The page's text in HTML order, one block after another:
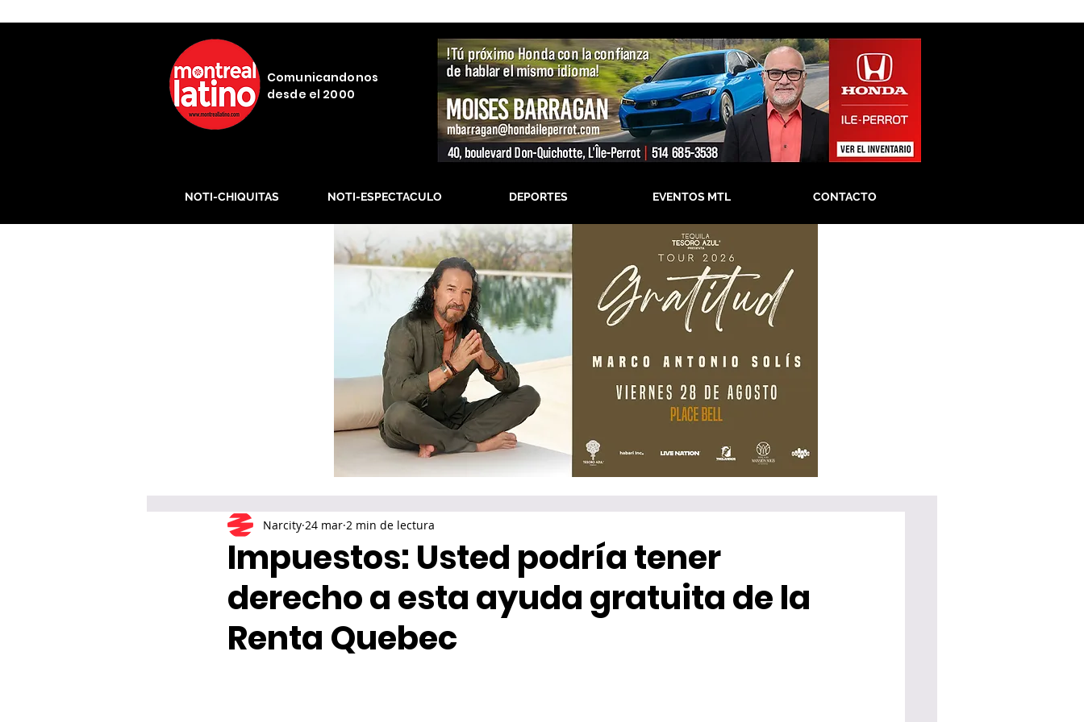
Comunicandonos
desde el 2000
NOTI-CHIQUITAS NOTI-ESPECTACULO DEPORTES EVENTOS MTL CONTACTO
Impuestos: Usted podría tener
derecho a esta ayuda gratuita de la
Renta Quebec
Narcity 24 mar 2 min de lectura